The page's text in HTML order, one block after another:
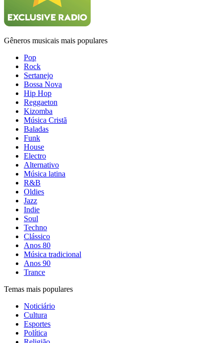
Gêneros musicais mais populares
Pop
Rock
Sertanejo
Bossa Nova
Hip Hop
Reggaeton
Kizomba
Música Cristã
Baladas
Funk
House
Electro
Alternativo
Música latina
R&B
Oldies
Jazz
Indie
Soul
Techno
Clássico
Anos 80
Música tradicional
Anos 90
Trance
Temas mais populares
Noticiário
Cultura
Esportes
Política